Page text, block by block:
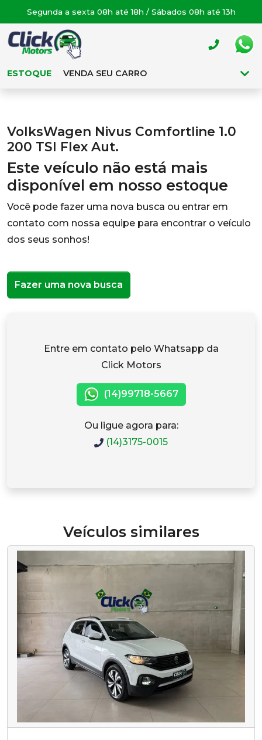
Segunda a sexta 08h até 18h / Sábados 08h até 13h
ESTOQUE VENDA SEU CARRO
VolksWagen Nivus Comfortline 1.0
200 TSI Flex Aut.
Este veículo não está mais
disponível em nosso estoque
Você pode fazer uma nova busca ou entrar em
contato com nossa equipe para encontrar o veículo
dos seus sonhos!
Fazer uma nova busca
Entre em contato pelo Whatsapp da
Click Motors
(14)99718-5667
Ou ligue agora para:
(14)3175-0015
Veículos similares